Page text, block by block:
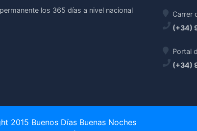
los 365 días a nivel nacional
Carrer
(+34)
Portal
(+34)
2015 Buenos Días Buenas Noches